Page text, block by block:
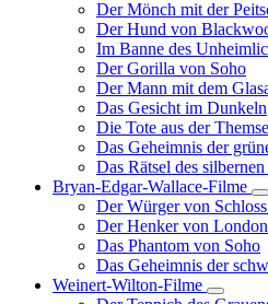
Der Mönch mit der
Der Hund von
Im Banne des
Der Gorilla von Soho
Der Mann mit dem
Das Gesicht im Dunkeln
Die Tote aus der Themse
Das Geheimnis der
Das Rätsel des
Bryan-Edgar-Wallace-Filme
Der Würger von
Der Henker von London
Das Phantom von Soho
Das Geheimnis der
Weinert-Wilton-Filme